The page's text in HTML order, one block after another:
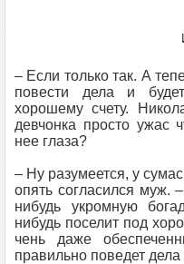
– Если только так. А
повести дела и
хорошему счету.
девчонка просто ужас
нее глаза?
– Ну разумеется, у
опять согласился муж.
нибудь укромную
нибудь поселит под
чень даже
правильно поведет